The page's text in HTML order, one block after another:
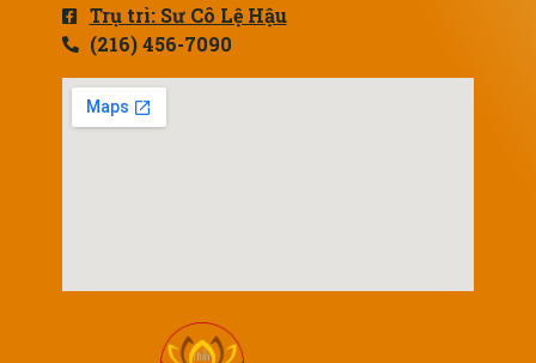
Trụ trì: Sư Cô Lệ Hậu
(216) 456-7090